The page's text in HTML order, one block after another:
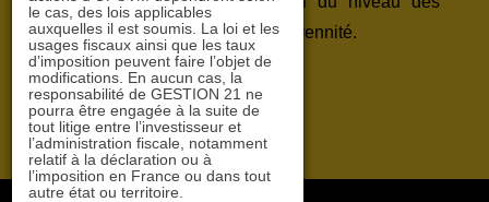
loyers, leur croissance et leur pérennité.
le cas, des lois applicables
auxquelles il est soumis. La loi et les
usages fiscaux ainsi que les taux
d’imposition peuvent faire l’objet de
modifications. En aucun cas, la
responsabilité de GESTION 21 ne
pourra être engagée à la suite de
tout litige entre l’investisseur et
l’administration fiscale, notamment
relatif à la déclaration ou à
l’imposition en France ou dans tout
autre état ou territoire.